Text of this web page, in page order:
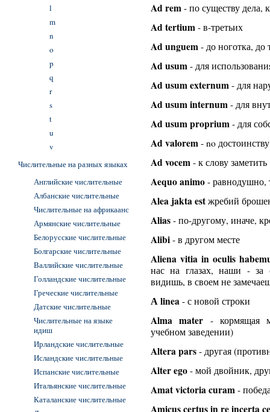
Ad rem - по существу дела,
Ad tertium - в-третьих
Ad unguem - до ноготка, до
Ad usum - для
Ad usum externum - для
Ad usum internum - для
Ad usum proprium - для
Ad valorem - no достоинству
Ad vocem - к слову заметить
Aequo animo - равнодушно,
Alea jakta est жребий
Alias - по-другому, иначе,
Alibi - в другом месте
Aliena vitia in oculis
нас на глазах, наши - за
видишь, в своем не
А linea - с новой строки
Alma mater - кормящая
учебном заведении)
Altera pars - другая
Alter ego - мой двойник,
Amat victoria curam -
Amicus certus in re incerta
l
m
n
o
p
q
r
s
t
u
v
Числительные на разных языках
Английские числительные
Албанские числительные
Числительные на африкаанс
Армянские числительные
Белорусские числительные
Болгарские числительные
Валлийские числительные
Голландские числительные
Греческие числительные
Датские числительные
Числительные на языке
идиш
Ирландские числительные
Исландские числительные
Испанские числительные
Итальянские числительные
Каталанские числительные